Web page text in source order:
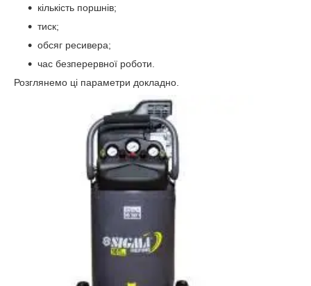
кількість поршнів;
тиск;
обсяг ресивера;
час безперервної роботи.
Розглянемо ці параметри докладно.